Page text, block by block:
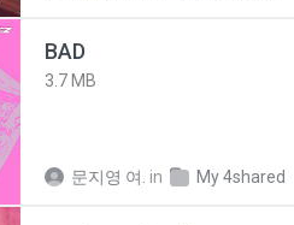
BAD
3.7 MB
문지영 여. in My 4shared